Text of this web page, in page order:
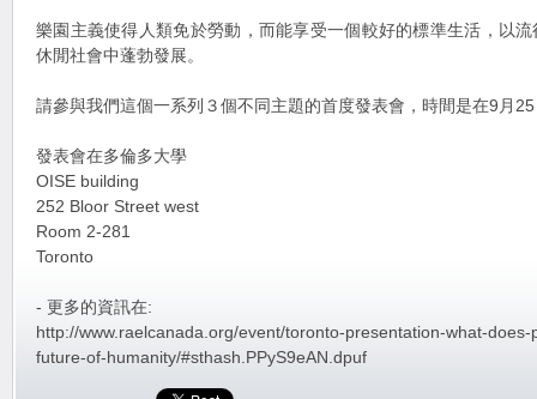
樂園主義使得人類免於勞動，而能享受一個較好的標準生活，以
休閒社會中蓬勃發展。
請參與我們這個一系列３個不同主題的首度發表會，時間是在9月
發表會在多倫多大學
OISE building
252 Bloor Street west
Room 2-281
Toronto
- 更多的資訊在:
http://www.raelcanada.org/event/toronto-presentation-what-
future-of-humanity/#sthash.PPyS9eAN.dpuf